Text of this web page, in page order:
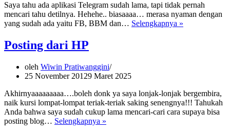
Saya tahu ada aplikasi Telegram sudah lama, tapi tidak pernah
mencari tahu detilnya. Hehehe.. biasaaaa… merasa nyaman dengan
yang sudah ada yaitu FB, BBM dan… Selengkapnya »
Posting dari HP
oleh Wiwin Pratiwanggini
25 November 20129 Maret 2025
Akhirnyaaaaaaaaa….boleh donk ya saya lonjak-lonjak bergembira,
naik kursi lompat-lompat teriak-teriak saking senengnya!!! Tahukah
Anda bahwa saya sudah cukup lama mencari-cari cara supaya bisa
posting blog… Selengkapnya »